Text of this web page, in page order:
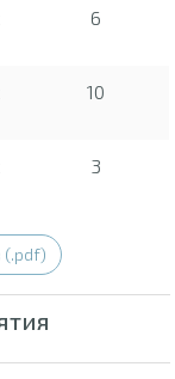
6
10
3
(.pdf)